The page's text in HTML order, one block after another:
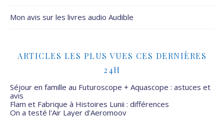
Mon avis sur les livres audio Audible
ARTICLES LES PLUS VUES CES DERNIÈRES
24H
Séjour en famille au Futuroscope + Aquascope : astuces et
avis
Flam et Fabrique à Histoires Lunii : différences
On a testé l'Air Layer d'Aeromoov